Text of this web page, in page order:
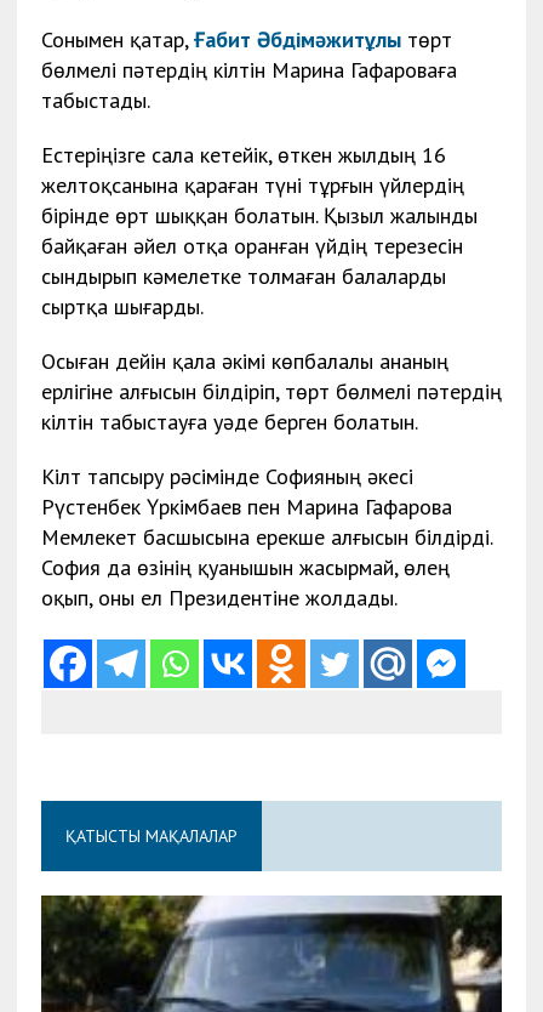
Сонымен қатар,Ғабит Әбдімәжитұлытөрт
бөлмелі пәтердің кілтін Марина Гафароваға
табыстады.
Естеріңізге сала кетейік, өткен жылдың 16
желтоқсанына қараған түні тұрғын үйлердің
бірінде өрт шыққан болатын. Қызыл жалынды
байқаған әйел отқа оранған үйдің терезесін
сындырып кәмелетке толмаған балаларды
сыртқа шығарды.
Осыған дейін қала әкімі көпбалалы ананың
ерлігіне алғысын білдіріп, төрт бөлмелі пәтердің
кілтін табыстауға уәде берген болатын.
Кілт тапсыру рәсімінде Софияның әкесі
Рүстенбек Үркімбаев пен Марина Гафарова
Мемлекет басшысына ерекше алғысын білдірді.
София да өзінің қуанышын жасырмай, өлең
оқып, оны ел Президентіне жолдады.
ҚАТЫСТЫ МАҚАЛАЛАР